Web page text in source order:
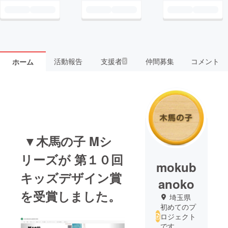
ホーム 活動報告 支援者5 仲間募集 コメント
▼木馬の子 Mシ
リーズが 第１０回
キッズデザイン賞
を受賞しました。
mokub
anoko
埼玉県
初めてのプ
ロジェクト
です